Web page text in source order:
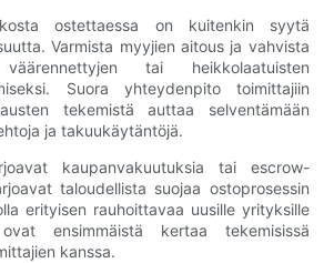
ostettaessa on kuitenkin syytä
Varmista myyjien aitous ja vahvista
tai heikkolaatuisten
Suora yhteydenpito toimittajiin
tekemistä auttaa selventämään
ja takuukäytäntöjä.
kaupanvakuutuksia tai escrow-
taloudellista suojaa ostoprosessin
erityisen rauhoittavaa uusille yrityksille
ensimmäistä kertaa tekemisissä
kanssa.